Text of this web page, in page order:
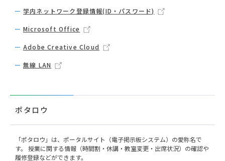
学内ネットワーク登録情報(ID・パスワード)
Microsoft Office
Adobe Creative Cloud
無線 LAN
ポタロウ
「ポタロウ」は、ポータルサイト（電子掲示板システム）の愛称名で
す。 授業に関する情報（時間割・休講・教室変更・出席状況）の確認や
履修登録などができます。